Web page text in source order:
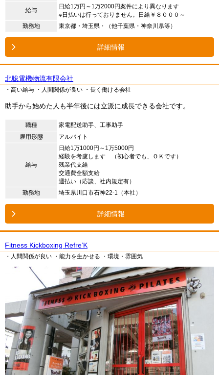
給与
日給1万円～1万2000円案件により異なります
※日払いは行っておりません。日給￥８０００～
勤務地
東京都・埼玉県・（他千葉県・神奈川県等）
詳細情報
北聡電機物流有限会社
・高い給与 ・人間関係が良い ・長く働ける会社
助手から始めた人も半年後には立派に成長できる会社です。
職種
家電配送助手、工事助手
雇用形態
アルバイト
給与
日給1万1000円～1万5000円
経験を考慮します （初心者でも、ＯＫです）
残業代支給
交通費全額支給
週払い（応談、社内規定有）
勤務地
埼玉県川口市石神22-1（本社）
詳細情報
Fitness Kickboxing Refre’K
・人間関係が良い ・能力を生かせる ・環境・雰囲気